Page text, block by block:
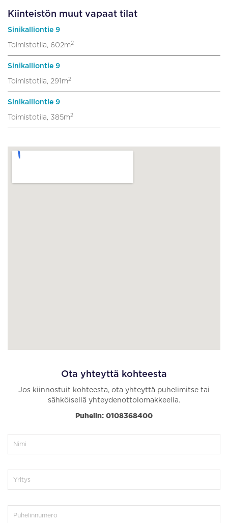
Kiinteistön muut vapaat tilat
Sinikalliontie 9
Toimistotila, 602m2
Sinikalliontie 9
Toimistotila, 291m2
Sinikalliontie 9
Toimistotila, 385m2
Ota yhteyttä kohteesta
Jos kiinnostuit kohteesta, ota yhteyttä puhelimitse tai
sähköisellä yhteydenottolomakkeella.
Puhelin: 0108368400